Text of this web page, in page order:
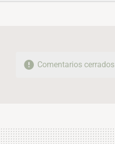
FACEBOOKTWITTERFLIPBOARD
E-
WHATSAPP
Comentarios cerrados